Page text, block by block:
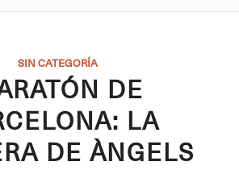
SIN CATEGORÍA
DE
LA
DE ÀNGELS